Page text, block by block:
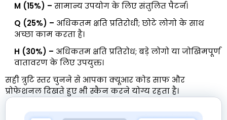
M (15%) – सामान्य उपयोग के लिए संतुलित पैटर्न।
Q (25%) – अधिकतम क्षति प्रतिरोधी; छोटे लोगो के साथ
अच्छा काम करता है।
H (30%) – अधिकतम क्षति प्रतिरोध; बड़े लोगो या जोखिमपूर्ण
वातावरण के लिए उपयुक्त।
सही त्रुटि स्तर चुनने से आपका क्यूआर कोड साफ और
प्रोफेशनल दिखते हुए भी स्कैन करने योग्य रहता है।